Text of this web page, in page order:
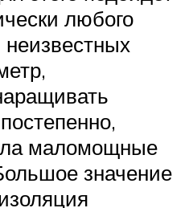
любого
маломощные
значение